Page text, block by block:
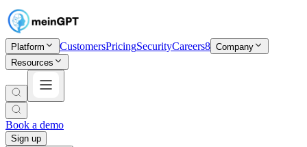
Platform CustomersPricingSecurityCareers8 Company
Resources
Book a demo
Sign up